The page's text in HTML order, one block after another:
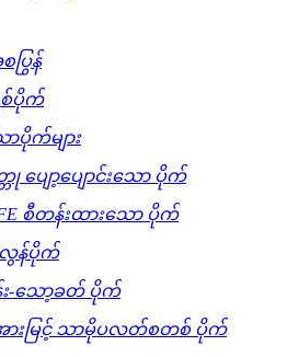
ပြွန်
ပိုက်
ာပိုက်များ
ပျော့ပျောင်းသော ပိုက်
စီတန်းထားသော ပိုက်
လွန်ပိုက်
း-သော့ခတ် ပိုက်
ားမြင့် သာမိုပလတ်စတစ် ပိုက်